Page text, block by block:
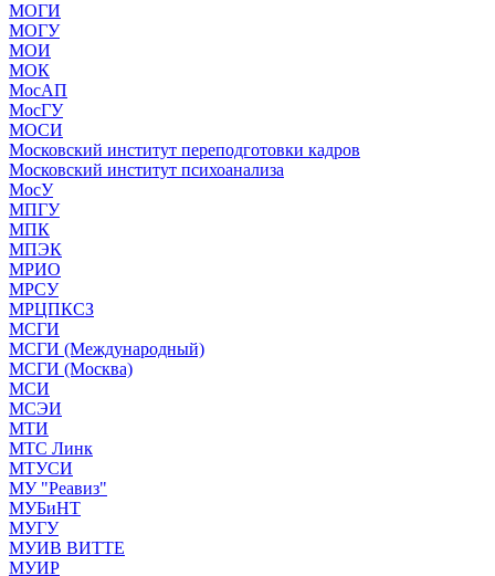
МОГИ
МОГУ
МОИ
МОК
МосАП
МосГУ
МОСИ
Московский институт переподготовки кадров
Московский институт психоанализа
МосУ
МПГУ
МПК
МПЭК
МРИО
МРСУ
МРЦПКСЗ
МСГИ
МСГИ (Международный)
МСГИ (Москва)
МСИ
МСЭИ
МТИ
МТС Линк
МТУСИ
МУ "Реавиз"
МУБиНТ
МУГУ
МУИВ ВИТТЕ
МУИР